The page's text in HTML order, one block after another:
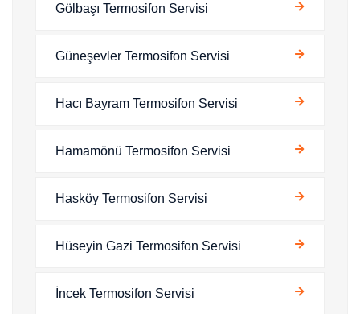
Gölbaşı Termosifon Servisi
Güneşevler Termosifon Servisi
Hacı Bayram Termosifon Servisi
Hamamönü Termosifon Servisi
Hasköy Termosifon Servisi
Hüseyin Gazi Termosifon Servisi
İncek Termosifon Servisi